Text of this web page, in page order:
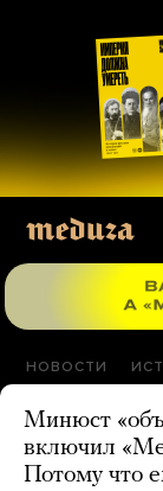
материалам
НОВОСТИ
Минюст
включил
Потому что